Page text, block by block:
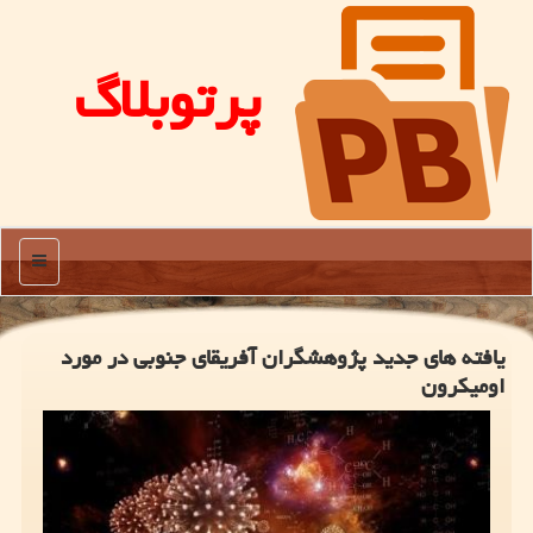
پرتوبلاگ
منو
یافته های جدید پژوهشگران آفریقای جنوبی در مورد
اومیکرون